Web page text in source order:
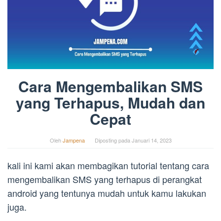
Cara Mengembalikan SMS
yang Terhapus, Mudah dan
Cepat
OlehJampena Diposting pada Januari 14, 2023
kali ini kami akan membagikan tutorial tentang cara
mengembalikan SMS yang terhapus di perangkat
android yang tentunya mudah untuk kamu lakukan
juga.